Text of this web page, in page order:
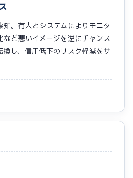
。有人とシステムによりモニタ
など悪いイメージを逆にチャンス
換し、信用低下のリスク軽減をサ